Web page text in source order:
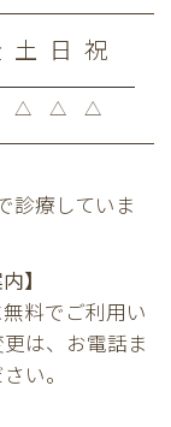
土 日 祝
△ △ △
診療していま
】
料で ご利用い
は、 お電話ま
い。